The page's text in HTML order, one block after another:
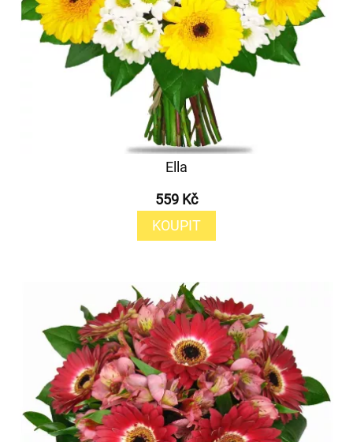
Ella
559 Kč
KOUPIT